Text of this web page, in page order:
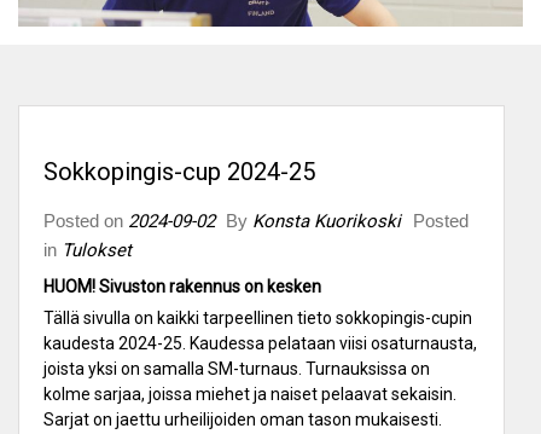
Sokkopingis-cup 2024-25
Posted on 2024-09-02 By Konsta Kuorikoski
Posted
in Tulokset
HUOM! Sivuston rakennus on kesken
Tällä sivulla on kaikki tarpeellinen tieto sokkopingis-cupin
kaudesta 2024-25. Kaudessa pelataan viisi osaturnausta,
joista yksi on samalla SM-turnaus. Turnauksissa on
kolme sarjaa, joissa miehet ja naiset pelaavat sekaisin.
Sarjat on jaettu urheilijoiden oman tason mukaisesti.